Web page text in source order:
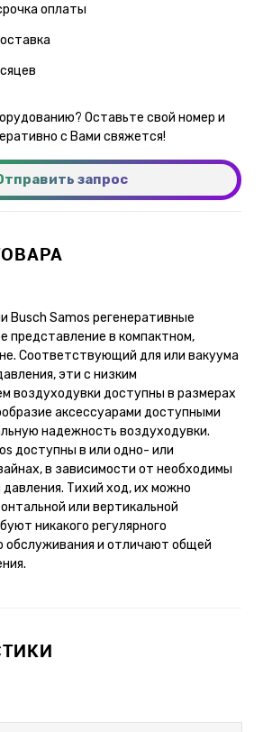
оплаты
Оставьте свой номер и
с Вами свяжется!
запрос
Busch Samos регенеративные
представление в компактном,
Соответствующий для или вакуума
эти с низким
воздуходувки доступны в размерах
аксессуарами доступными
надежность воздуходувки.
доступны в или одно- или
в зависимости от необходимы
давления. Тихий ход, их можно
или вертикальной
никакого регулярного
обслуживания и отличают общей